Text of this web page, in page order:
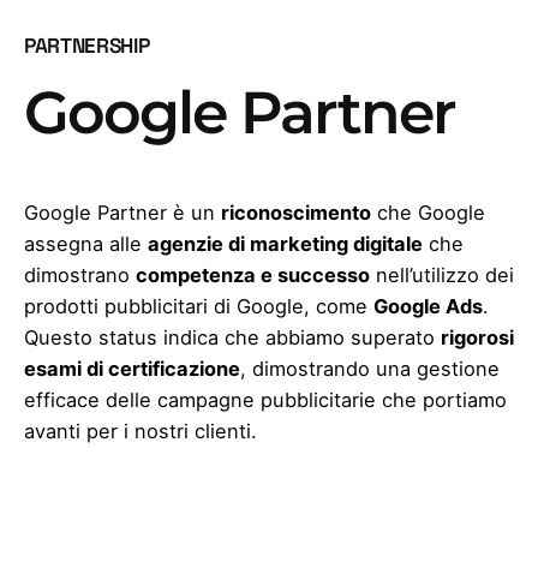
PARTNERSHIP
Google Partner
Google Partner è un riconoscimento che Google
assegna alle agenzie di marketing digitale che
dimostrano competenza e successo nell’utilizzo dei
prodotti pubblicitari di Google, come Google Ads.
Questo status indica che abbiamo superato rigorosi
esami di certificazione, dimostrando una gestione
efficace delle campagne pubblicitarie che portiamo
avanti per i nostri clienti.